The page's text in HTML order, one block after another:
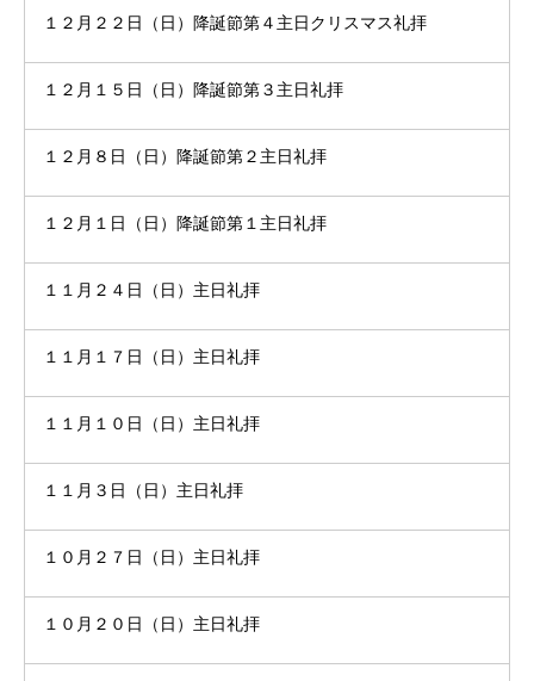
１２月２２日（日）降誕節第４主日クリスマス礼拝
１２月１５日（日）降誕節第３主日礼拝
１２月８日（日）降誕節第２主日礼拝
１２月１日（日）降誕節第１主日礼拝
１１月２４日（日）主日礼拝
１１月１７日（日）主日礼拝
１１月１０日（日）主日礼拝
１１月３日（日）主日礼拝
１０月２７日（日）主日礼拝
１０月２０日（日）主日礼拝